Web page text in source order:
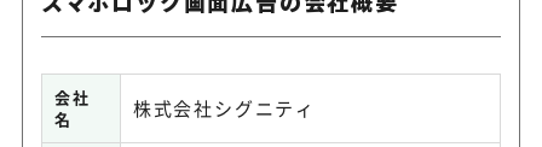
会社
名
株式会社シグニティ